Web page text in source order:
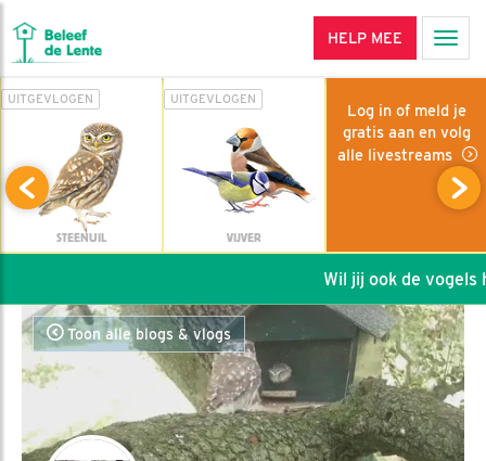
HELP MEE
UITGEVLOGEN
STEENUIL
UITGEVLOGEN
VIJVER
Log in of meld je
gratis aan en volg
alle livestreams
Wil jij ook de vogels
Toon alle blogs & vlogs